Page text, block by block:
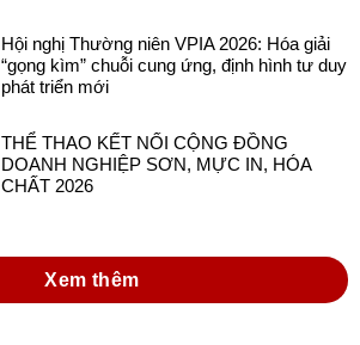
Hội nghị Thường niên VPIA 2026: Hóa giải
“gọng kìm” chuỗi cung ứng, định hình tư duy
phát triển mới
THỂ THAO KẾT NỐI CỘNG ĐỒNG
DOANH NGHIỆP SƠN, MỰC IN, HÓA
CHẤT 2026
Xem thêm